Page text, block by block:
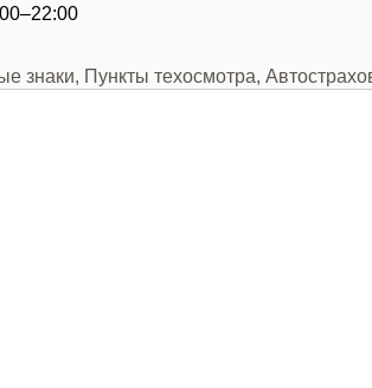
знаки, Пункты техосмотра,